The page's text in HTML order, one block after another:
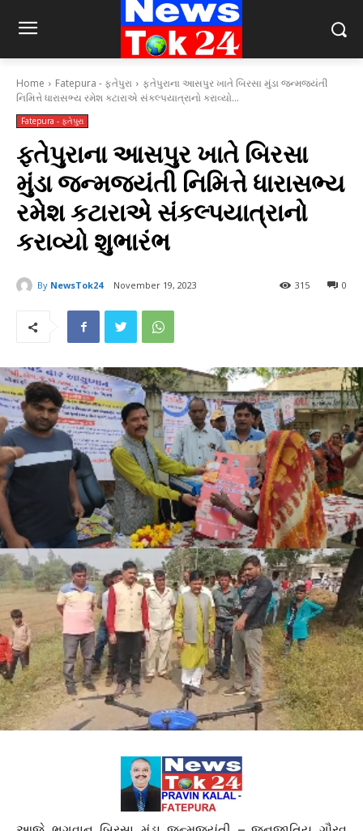
Home Fatepura - ફતેપુરા
ફતેપુરાના આસપુર ખાતે બિરસા મુંડા જન્મજયંતી
નિમિત્તે ધારાસભ્ય રમેશ કટારાએ સંકલ્પયાત્રાનો કરાવ્યો...
Fatepura - ફતેપુરા
ફતેપુરાના આસપુર ખાતે બિરસા
મુંડા જન્મજયંતી નિમિત્તે ધારાસભ્ય
રમેશ કટારાએ સંકલ્પયાત્રાનો
કરાવ્યો શુભારંભ
By NewsTok24 November 19, 2023 0
315